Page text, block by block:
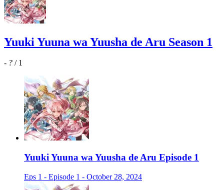
Yuuki Yuuna wa Yuusha de Aru Season 1
- ? / 1
Yuuki Yuuna wa Yuusha de Aru Episode 1
Eps 1 - Episode 1 - October 28, 2024